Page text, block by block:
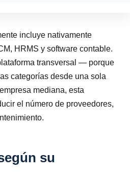
incluye nativamente
HRMS y software contable.
transversal — porque
categorías desde una sola
mediana, esta
el número de proveedores,
su